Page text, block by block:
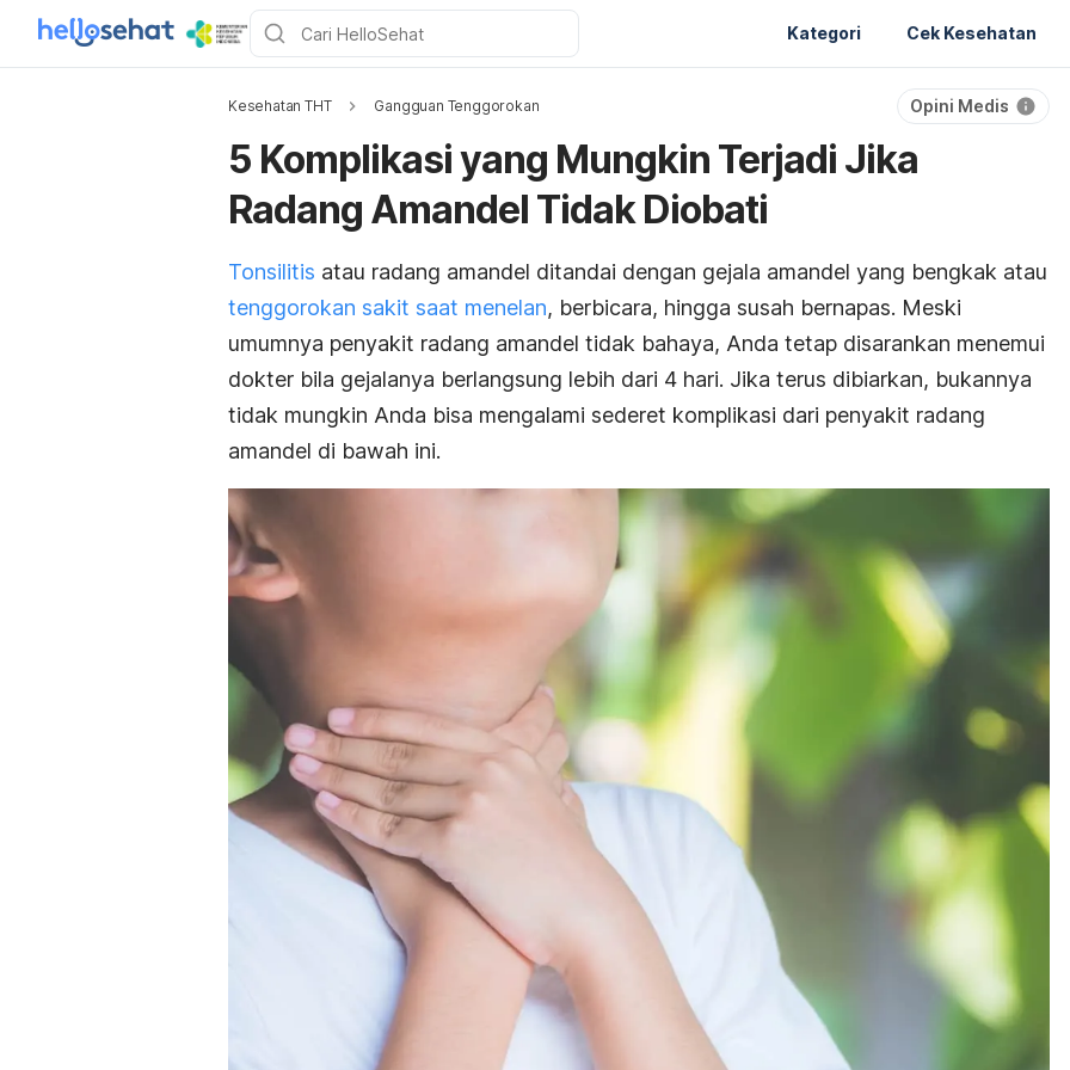
Kategori Cek Kesehatan
Kesehatan THT Gangguan Tenggorokan Opini Medis
5 Komplikasi yang Mungkin Terjadi Jika
Radang Amandel Tidak Diobati
Tonsilitis atau radang amandel ditandai dengan gejala amandel yang bengkak atau
tenggorokan sakit saat menelan, berbicara, hingga susah bernapas. Meski
umumnya penyakit radang amandel tidak bahaya, Anda tetap disarankan menemui
dokter bila gejalanya berlangsung lebih dari 4 hari. Jika terus dibiarkan, bukannya
tidak mungkin Anda bisa mengalami sederet komplikasi dari penyakit radang
amandel di bawah ini.